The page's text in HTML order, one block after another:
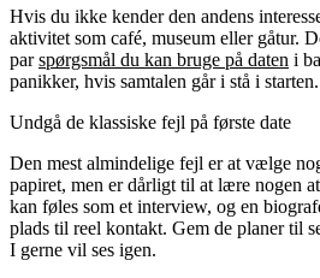
Hvis du ikke kender den andens
aktivitet som café, museum eller gåtur.
parspørgsmål du kan bruge på daten i
panikker, hvis samtalen går i stå i starten.
Undgå de klassiske fejl på første date
Den mest almindelige fejl er at vælge
papiret, men er dårligt til at lære nogen
kan føles som et interview, og en
plads til reel kontakt. Gem de planer til
I gerne vil ses igen.